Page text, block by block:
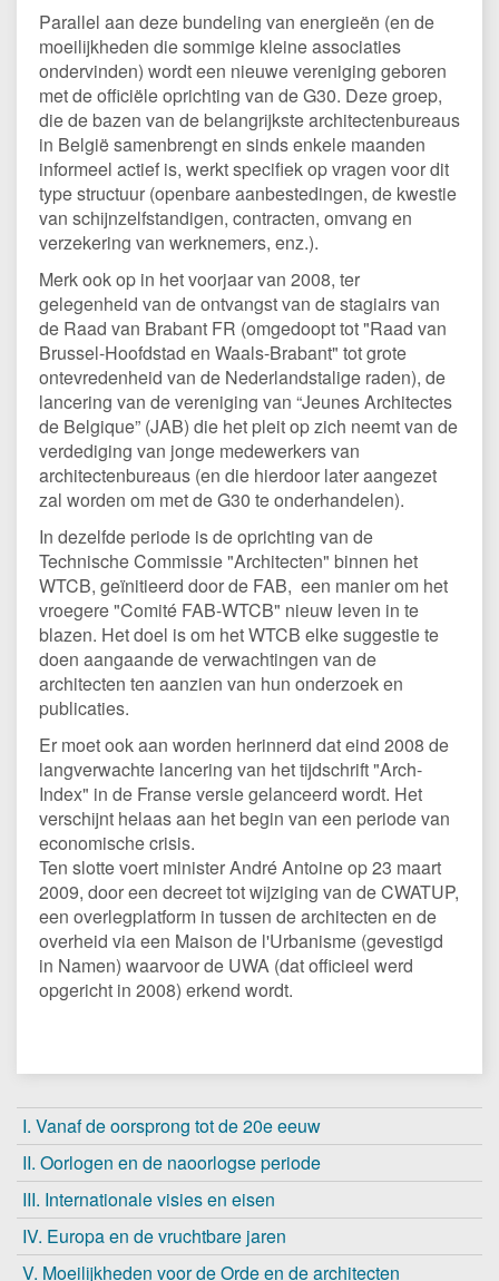
Parallel aan deze bundeling van energieën (en de
moeilijkheden die sommige kleine associaties
ondervinden) wordt een nieuwe vereniging geboren
met de officiële oprichting van de G30. Deze groep,
die de bazen van de belangrijkste architectenbureaus
in België samenbrengt en sinds enkele maanden
informeel actief is, werkt specifiek op vragen voor dit
type structuur (openbare aanbestedingen, de kwestie
van schijnzelfstandigen, contracten, omvang en
verzekering van werknemers, enz.).
Merk ook op in het voorjaar van 2008, ter
gelegenheid van de ontvangst van de stagiairs van
de Raad van Brabant FR (omgedoopt tot "Raad van
Brussel-Hoofdstad en Waals-Brabant" tot grote
ontevredenheid van de Nederlandstalige raden), de
lancering van de vereniging van “Jeunes Architectes
de Belgique” (JAB) die het pleit op zich neemt van de
verdediging van jonge medewerkers van
architectenbureaus (en die hierdoor later aangezet
zal worden om met de G30 te onderhandelen).
In dezelfde periode is de oprichting van de
Technische Commissie "Architecten" binnen het
WTCB, geïnitieerd door de FAB, een manier om het
vroegere "Comité FAB-WTCB" nieuw leven in te
blazen. Het doel is om het WTCB elke suggestie te
doen aangaande de verwachtingen van de
architecten ten aanzien van hun onderzoek en
publicaties.
Er moet ook aan worden herinnerd dat eind 2008 de
langverwachte lancering van het tijdschrift "Arch-
Index" in de Franse versie gelanceerd wordt. Het
verschijnt helaas aan het begin van een periode van
economische crisis.
Ten slotte voert minister André Antoine op 23 maart
2009, door een decreet tot wijziging van de CWATUP,
een overlegplatform in tussen de architecten en de
overheid via een Maison de l'Urbanisme (gevestigd
in Namen) waarvoor de UWA (dat officieel werd
opgericht in 2008) erkend wordt.
I. Vanaf de oorsprong tot de 20e eeuw
II. Oorlogen en de naoorlogse periode
III. Internationale visies en eisen
IV. Europa en de vruchtbare jaren
V. Moeilijkheden voor de Orde en de architecten